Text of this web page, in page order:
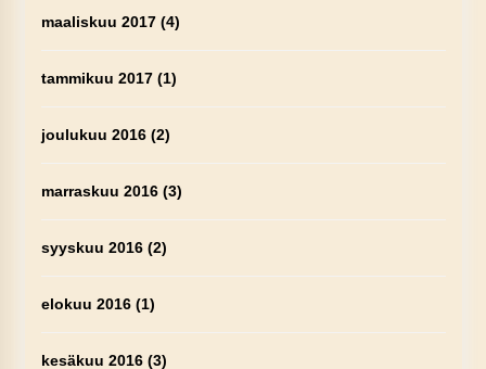
maaliskuu 2017(4)
tammikuu 2017(1)
joulukuu 2016(2)
marraskuu 2016(3)
syyskuu 2016(2)
elokuu 2016(1)
kesäkuu 2016(3)